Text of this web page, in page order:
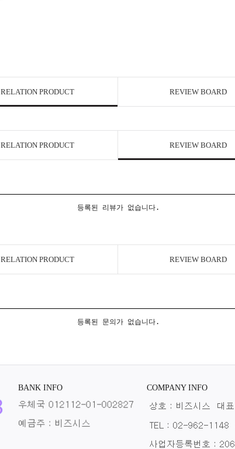
RELATION PRODUCT REVIEW BOARD
RELATION PRODUCT REVIEW BOARD
등록된 리뷰가 없습니다.
RELATION PRODUCT REVIEW BOARD
등록된 문의가 없습니다.
BANK INFO COMPANY INFO